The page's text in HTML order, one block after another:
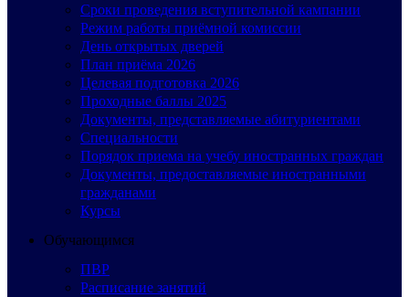
Сроки проведения вступительной кампании
Режим работы приёмной комиссии
День открытых дверей
План приёма 2026
Целевая подготовка 2026
Проходные баллы 2025
Документы, представляемые абитуриентами
Специальности
Порядок приема на учебу иностранных граждан
Документы, предоставляемые иностранными
гражданами
Курсы
Обучающимся
ПВР
Расписание занятий